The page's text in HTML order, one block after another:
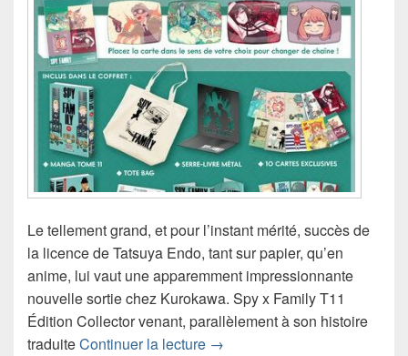
Le tellement grand, et pour l’instant mérité, succès de
la licence de Tatsuya Endo, tant sur papier, qu’en
anime, lui vaut une apparemment impressionnante
nouvelle sortie chez Kurokawa. Spy x Family T11
Édition Collector venant, parallèlement à son histoire
traduiteContinuer la lecture Chronique manga Spy x
→